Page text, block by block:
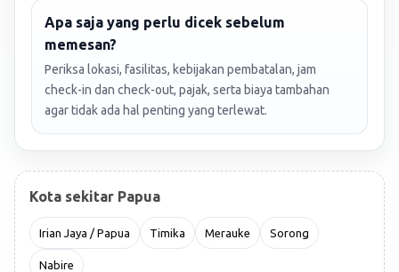
Apa saja yang perlu dicek sebelum
memesan?
Periksa lokasi, fasilitas, kebijakan pembatalan, jam
check-in dan check-out, pajak, serta biaya tambahan
agar tidak ada hal penting yang terlewat.
Kota sekitar Papua
Irian Jaya / Papua Timika Merauke Sorong
Nabire